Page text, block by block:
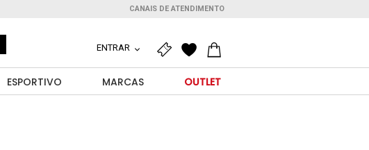
CANAIS DE ATENDIMENTO
ENTRAR
ESPORTIVO MARCAS OUTLET